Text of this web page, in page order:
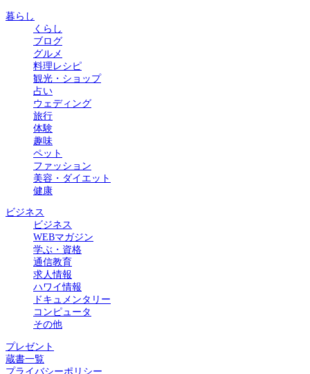
暮らし
くらし
ブログ
グルメ
料理レシピ
観光・ショップ
占い
ウェディング
旅行
体験
趣味
ペット
ファッション
美容・ダイエット
健康
ビジネス
ビジネス
WEBマガジン
学ぶ・資格
通信教育
求人情報
ハワイ情報
ドキュメンタリー
コンピュータ
その他
プレゼント
蔵書一覧
プライバシーポリシー